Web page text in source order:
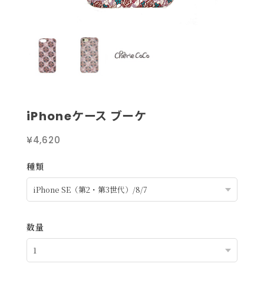
iPhoneケース ブーケ
¥4,620
種類
数量